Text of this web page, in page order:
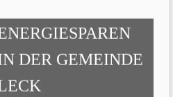
DER GEMEINDE